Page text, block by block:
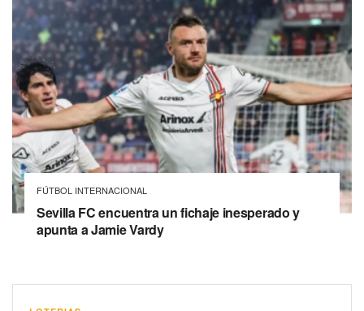
FÚTBOL INTERNACIONAL
Sevilla FC encuentra un fichaje inesperado y
apunta a Jamie Vardy